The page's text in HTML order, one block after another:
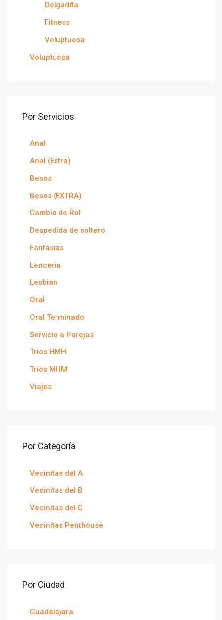
Delgadita
Fitness
Voluptuosa
Voluptuosa
Por Servicios
Anal
Anal (Extra)
Besos
Besos (EXTRA)
Cambio de Rol
Despedida de soltero
Fantasias
Lenceria
Lesbian
Oral
Oral Terminado
Servicio a Parejas
Trios HMH
Tríos MHM
Viajes
Por Categoría
Vecinitas del A
Vecinitas del B
Vecinitas del C
Vecinitas Penthouse
Por Ciudad
Guadalajara